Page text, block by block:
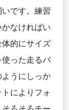
です。練習
なければい
的にサイズ
った走るバ
うにしっか
によりフォ